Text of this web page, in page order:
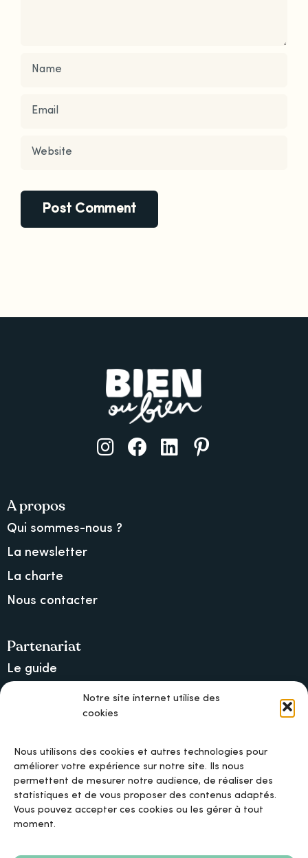
Notre site internet utilise des
cookies
Nous utilisons des cookies et autres technologies pour
améliorer votre expérience sur notre site. Ils nous
permettent de mesurer notre audience, de réaliser des
statistiques et de vous proposer des contenus adaptés.
Vous pouvez accepter ces cookies ou les gérer à tout
moment.
A propos
Qui sommes-nous ?
La newsletter
La charte
Nous contacter
Partenariat
Le guide
Lancer une collecte sur Ulule
MAIF, l’assureur militant
Mentions légales
Politique de confidentialité